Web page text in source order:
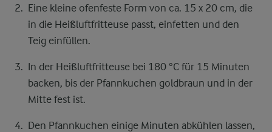
Eine kleine ofenfeste Form von ca. 15 x 20 cm, die
in die Heißluftfritteuse passt, einfetten und den
Teig einfüllen.
In der Heißluftfritteuse bei 180 °C für 15 Minuten
backen, bis der Pfannkuchen goldbraun und in der
Mitte fest ist.
Den Pfannkuchen einige Minuten abkühlen lassen,